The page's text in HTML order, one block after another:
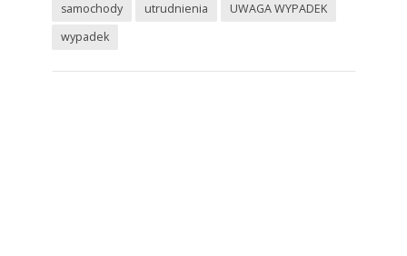
samochody
utrudnienia
UWAGA WYPADEK
wypadek